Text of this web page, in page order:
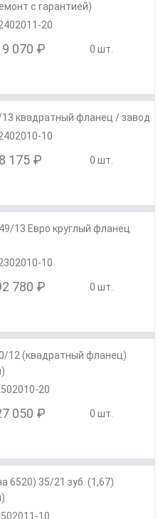
с гарантией)
20
070 ₽ 0 шт.
квадратный фланец / завод
10
175 ₽ 0 шт.
13 Евро круглый фланец
10
780 ₽ 0 шт.
12 (квадратный фланец)
20
050 ₽ 0 шт.
6520) 35/21 зуб. (1,67)
10